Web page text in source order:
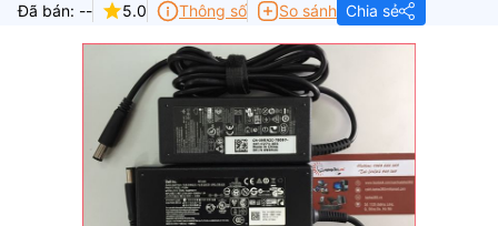
Đã bán: -- 5.0 Thông số So sánh Chia sẻ